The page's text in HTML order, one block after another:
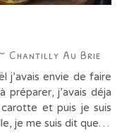
Chantilly Au Brie
j’avais envie de faire
préparer, j’avais déja
et puis je suis
je me suis dit que…